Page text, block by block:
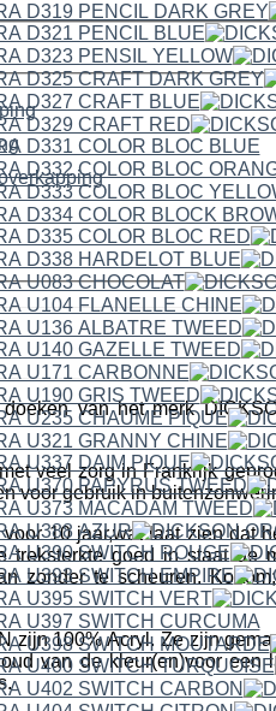
overkapping
van het merk
veel zorg in Frankrijk
voor gebruik in
10 jaar,wat laat zien dat
treksterkte goed in staat de
zonder te scheuren.
zijn 100% Acryl. Ze zijn
van de kleur(en)voor een